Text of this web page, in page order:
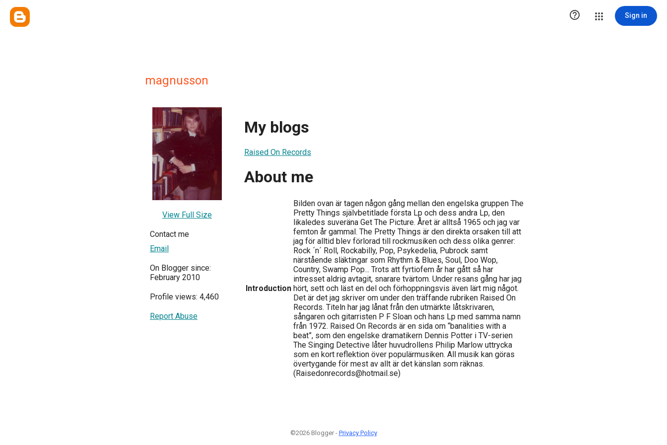
 Sign in
magnusson
View Full Size
Contact me
Email
On Blogger since:
February 2010
Profile views: 4,460
Report Abuse
My blogs
Raised On Records
About me
Introduction
Bilden ovan är tagen någon gång mellan den engelska gruppen The
Pretty Things självbetitlade första Lp och dess andra Lp, den
likaledes suveräna Get The Picture. Året är alltså 1965 och jag var
femton år gammal. The Pretty Things är den direkta orsaken till att
jag för alltid blev förlorad till rockmusiken och dess olika genrer:
Rock ´n´ Roll, Rockabilly, Pop, Psykedelia, Pubrock samt
närstående släktingar som Rhythm & Blues, Soul, Doo Wop,
Country, Swamp Pop... Trots att fyrtiofem år har gått så har
intresset aldrig avtagit, snarare tvärtom. Under resans gång har jag
hört, sett och läst en del och förhoppningsvis även lärt mig något.
Det är det jag skriver om under den träffande rubriken Raised On
Records. Titeln har jag lånat från den utmärkte låtskrivaren,
sångaren och gitarristen P F Sloan och hans Lp med samma namn
från 1972. Raised On Records är en sida om “banalities with a
beat”, som den engelske dramatikern Dennis Potter i TV-serien
The Singing Detective låter huvudrollens Philip Marlow uttrycka
som en kort reflektion över populärmusiken. All musik kan göras
övertygande för mest av allt är det känslan som räknas.
(Raisedonrecords@hotmail.se)
©2026 Blogger - Privacy Policy